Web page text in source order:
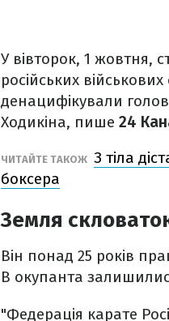
У вівторок, 1 жовтня,
російських
денацифікували
Ходикіна, пише 24
ЧИТАЙТЕ ТАКОЖ З тіла
боксера
Земля
Він понад 25 років
В окупанта
"Федерація карате